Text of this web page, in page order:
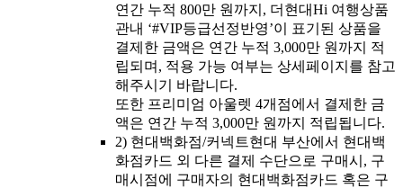
연간 누적 800만 원까지, 더현대Hi 여행상품
관내 ‘#VIP등급선정반영’이 표기된 상품을
결제한 금액은 연간 누적 3,000만 원까지 적
립되며, 적용 가능 여부는 상세페이지를 참고
해주시기 바랍니다.
또한 프리미엄 아울렛 4개점에서 결제한 금
액은 연간 누적 3,000만 원까지 적립됩니다.
2) 현대백화점/커넥트현대 부산에서 현대백
화점카드 외 다른 결제 수단으로 구매시, 구
매시점에 구매자의 현대백화점카드 혹은 구